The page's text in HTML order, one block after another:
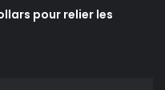
pour relier les